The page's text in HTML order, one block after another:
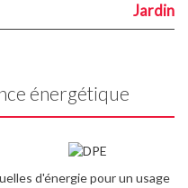
Jardin
énergétique
d'énergie pour un usage